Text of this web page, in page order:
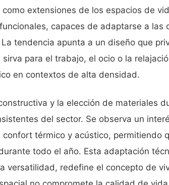
extensiones de los espacios de
capaces de adaptarse a las
tendencia apunta a un diseño que
sirva para el trabajo, el ocio o la
en contextos de alta densidad.
y la elección de materiales
del sector. Se observa un
confort térmico y acústico, permitiendo
todo el año. Esta adaptación
versatilidad, redefine el concepto de